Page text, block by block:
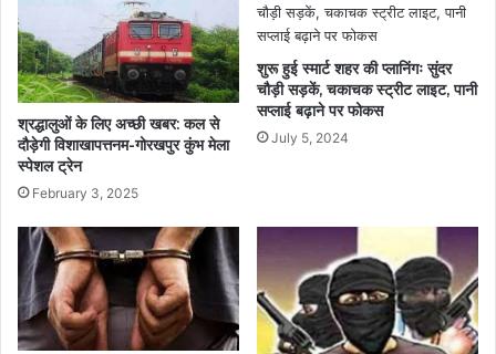
श्रद्धालुओं के लिए अच्छी खबर: कल से
दौड़ेगी विशाखापत्तनम-गोरखपुर कुंभ मेला
स्पेशल ट्रेन
February 3, 2025
शुरू हुई स्मार्ट शहर की प्लानिंगः सुंदर
चौड़ी सड़कें, चकाचक स्ट्रीट लाइट, पानी
सप्लाई बढ़ाने पर फोकस
July 5, 2024